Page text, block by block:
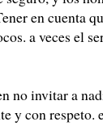
en cuenta
a veces el
no invitar a
y con respeto.